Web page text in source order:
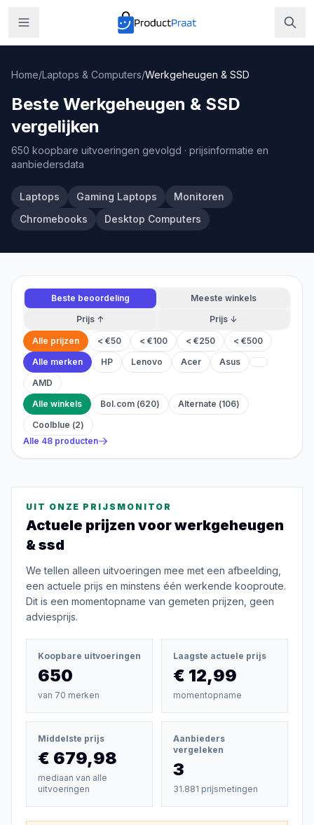
Home/Laptops & Computers/Werkgeheugen & SSD
Beste Werkgeheugen & SSD
vergelijken
650 koopbare uitvoeringen gevolgd · prijsinformatie en
aanbiedersdata
Laptops Gaming Laptops
Monitoren
Chromebooks
Desktop Computers
Beste beoordeling
Meeste winkels
Prijs ↑
Prijs ↓
Alle prijzen < €50 < €100 < €250
< €500
Alle merken
HP Lenovo Acer
Asus
AMD
Alle winkels
Bol.com (620) Alternate (106)
Coolblue (2)
Alle 48 producten
UIT ONZE PRIJSMONITOR
Actuele prijzen voorwerkgeheugen
& ssd
We tellen alleen uitvoeringen mee met een afbeelding,
een actuele prijs en minstens één werkende kooproute.
Dit is een momentopname van gemeten prijzen, geen
adviesprijs.
Koopbare uitvoeringen
650
van 70 merken
Laagste actuele prijs
€ 12,99
momentopname
Middelste prijs
€ 679,98
mediaan van alle
uitvoeringen
Aanbieders
vergeleken
3
31.881 prijsmetingen